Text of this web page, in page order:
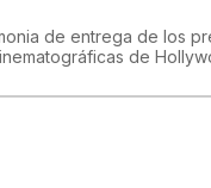
de entrega de los
de